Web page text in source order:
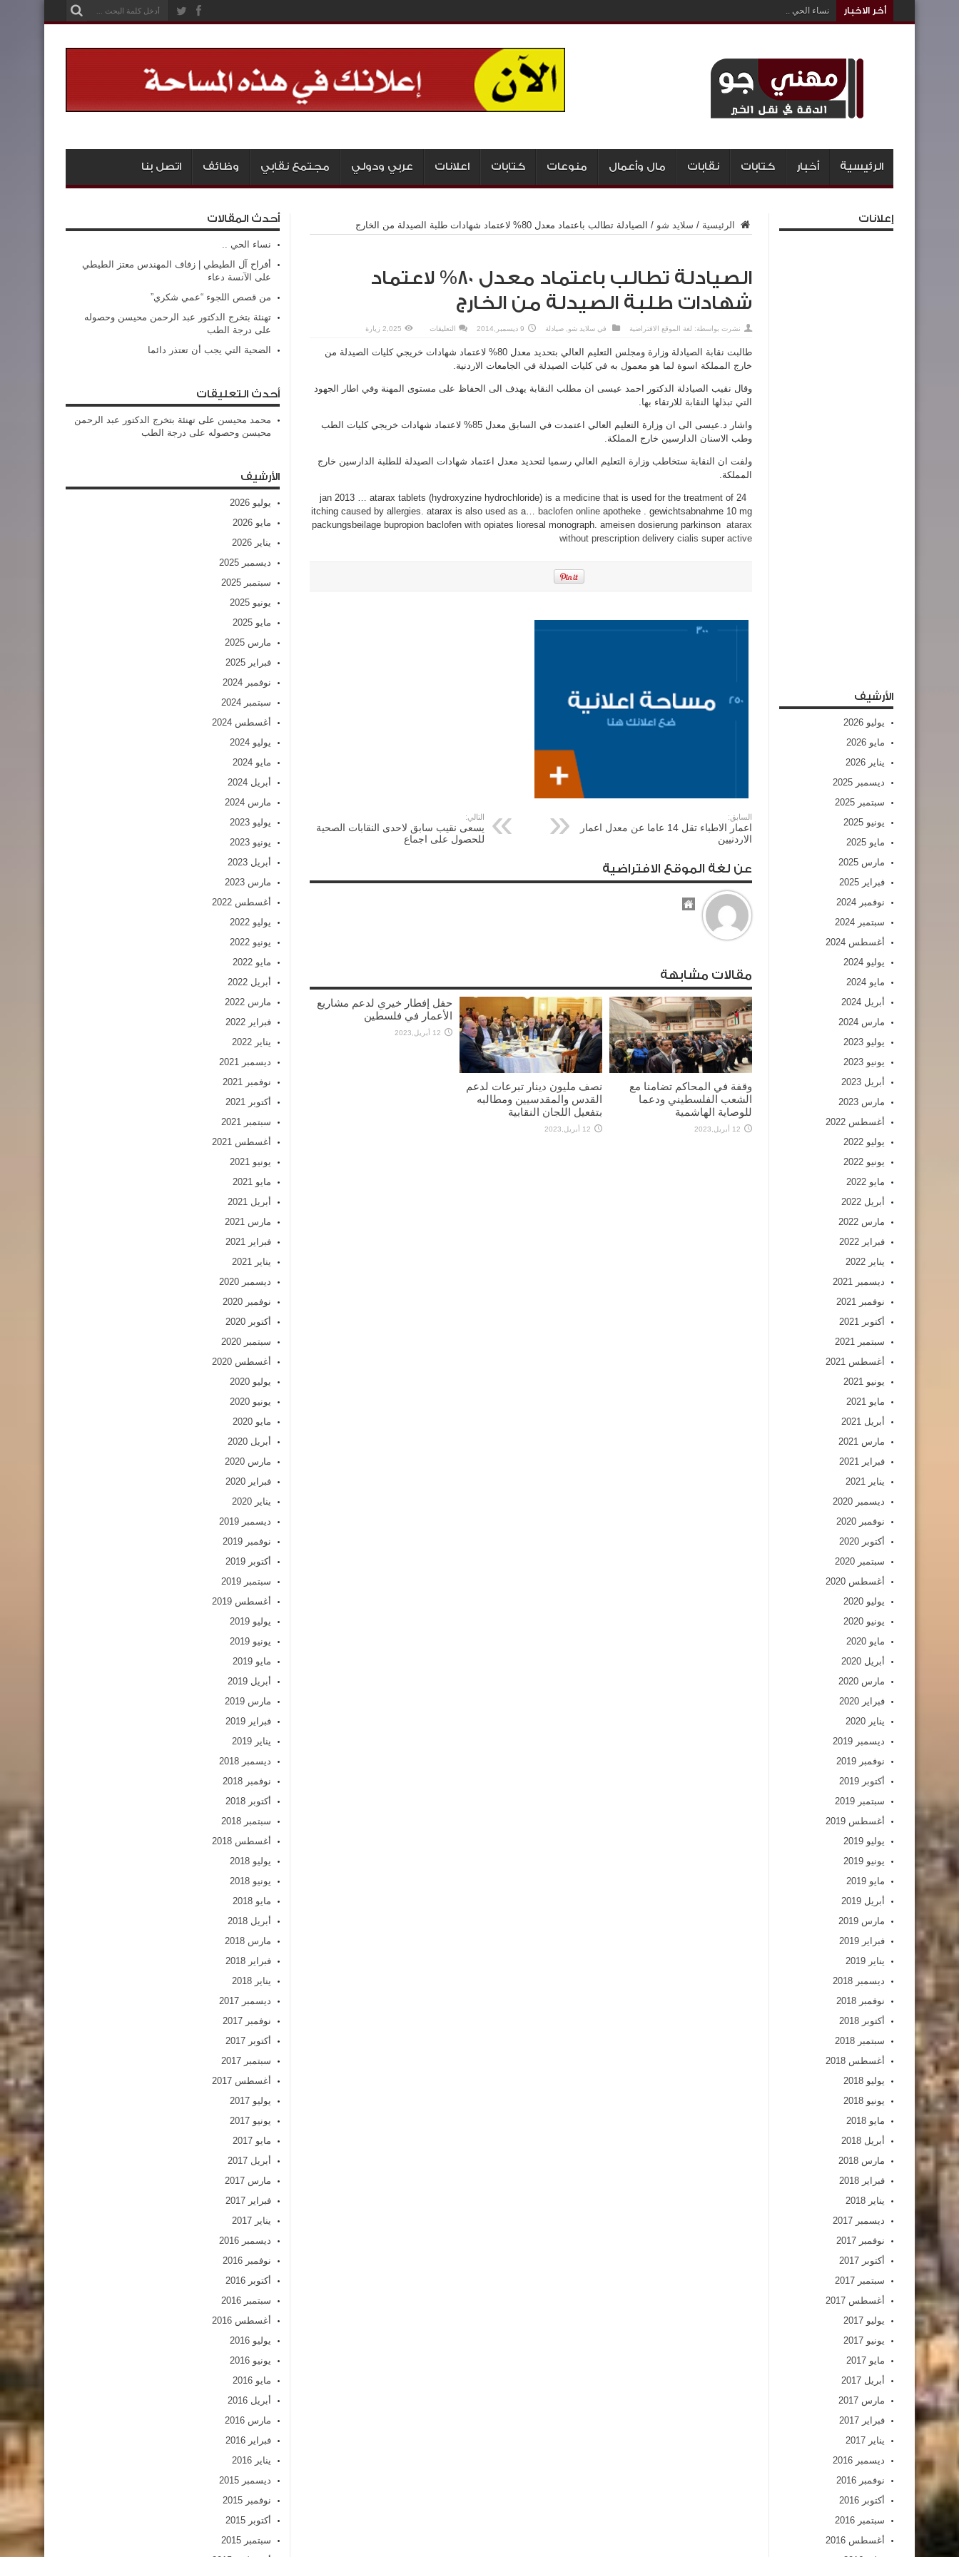
أخر الاخبار نساء الحي ..
الرئيسية أخبار كتابات نقابات مال وأعمال منوعات كتابات اعلانات عربي ودولي مجتمع نقابي وظائف اتصل بنا
الرئيسية / سلايد شو / الصيادلة تطالب باعتماد معدل 80% لاعتماد شهادات طلبة الصيدلة من الخارج
الصيادلة تطالب باعتماد معدل 80% لاعتماد
شهادات طلبة الصيدلة من الخارج
نشرت بواسطة: لغة الموقع الافتراضية في سلايد شو صيادلة 9 ديسمبر,2014 التعليقات
باعتماد
معدل
طلبة
مغلقة
2,025 زيارة
طالبت نقابة الصيادلة وزارة ومجلس التعليم العالي بتحديد معدل 80% لاعتماد شهادات خريجي كليات الصيدلة من
خارج المملكة اسوة لما هو معمول به في كليات الصيدلة في الجامعات الاردنية.
وقال نقيب الصيادلة الدكتور احمد عيسى ان مطلب النقابة يهدف الى الحفاظ على مستوى المهنة وفي اطار الجهود
التي تبذلها النقابة للارتقاء بها.
واشار د.عيسى الى ان وزارة التعليم العالي اعتمدت في السابق معدل 85% لاعتماد شهادات خريجي كليات الطب
وطب الاسنان الدارسين خارج المملكة.
ولفت ان النقابة ستخاطب وزارة التعليم العالي رسميا لتحديد معدل اعتماد شهادات الصيدلة للطلبة الدارسين خارج
المملكة.
24 jan 2013 … atarax tablets (hydroxyzine hydrochloride) is a medicine that is used for the treatment of
itching caused by allergies. atarax is also used as a… baclofen online apotheke . gewichtsabnahme 10 mg
packungsbeilage bupropion baclofen with opiates lioresal monograph. ameisen dosierung parkinson atarax
without prescription delivery cialis super active
السابق:
اعمار الاطباء تقل 14 عاما عن معدل اعمار
الاردنيين
التالي:
يسعى نقيب سابق لاحدى النقابات الصحية
للحصول على اجماع
عن لغة الموقع الافتراضية
مقالات مشابهة
وقفة في المحاكم تضامنا مع
الشعب الفلسطيني ودعما
للوصاية الهاشمية
12 أبريل,2023
نصف مليون دينار تبرعات لدعم
القدس والمقدسيين ومطالبه
بتفعيل اللجان النقابية
12 أبريل,2023
حفل إفطار خيري لدعم مشاريع
الأعمار في فلسطين
12 أبريل,2023
إعلانات
الأرشيف
يوليو 2026
مايو 2026
يناير 2026
ديسمبر 2025
سبتمبر 2025
يونيو 2025
مايو 2025
مارس 2025
فبراير 2025
نوفمبر 2024
سبتمبر 2024
أغسطس 2024
يوليو 2024
مايو 2024
أبريل 2024
مارس 2024
يوليو 2023
يونيو 2023
أبريل 2023
مارس 2023
أغسطس 2022
يوليو 2022
يونيو 2022
مايو 2022
أبريل 2022
مارس 2022
فبراير 2022
يناير 2022
ديسمبر 2021
نوفمبر 2021
أكتوبر 2021
سبتمبر 2021
أغسطس 2021
يونيو 2021
مايو 2021
أبريل 2021
مارس 2021
فبراير 2021
يناير 2021
ديسمبر 2020
نوفمبر 2020
أكتوبر 2020
سبتمبر 2020
أغسطس 2020
يوليو 2020
يونيو 2020
مايو 2020
أبريل 2020
مارس 2020
فبراير 2020
يناير 2020
ديسمبر 2019
نوفمبر 2019
أكتوبر 2019
سبتمبر 2019
أغسطس 2019
يوليو 2019
يونيو 2019
مايو 2019
أبريل 2019
مارس 2019
فبراير 2019
يناير 2019
ديسمبر 2018
نوفمبر 2018
أكتوبر 2018
سبتمبر 2018
أغسطس 2018
يوليو 2018
يونيو 2018
مايو 2018
أبريل 2018
مارس 2018
فبراير 2018
يناير 2018
ديسمبر 2017
نوفمبر 2017
أكتوبر 2017
سبتمبر 2017
أغسطس 2017
يوليو 2017
يونيو 2017
مايو 2017
أبريل 2017
مارس 2017
فبراير 2017
يناير 2017
ديسمبر 2016
نوفمبر 2016
أكتوبر 2016
سبتمبر 2016
أغسطس 2016
أحدث المقالات
نساء الحي ..
أفراح آل الطيطي | زفاف المهندس معتز الطيطي
على الآنسة دعاء
من قصص اللجوء “عمي شكري”
تهنئة بتخرج الدكتور عبد الرحمن محيسن وحصوله
على درجة الطب
الضحية التي يجب أن تعتذر دائما
أحدث التعليقات
محمد محيسن على تهنئة بتخرج الدكتور عبد الرحمن
محيسن وحصوله على درجة الطب
الأرشيف
يوليو 2026
مايو 2026
يناير 2026
ديسمبر 2025
سبتمبر 2025
يونيو 2025
مايو 2025
مارس 2025
فبراير 2025
نوفمبر 2024
سبتمبر 2024
أغسطس 2024
يوليو 2024
مايو 2024
أبريل 2024
مارس 2024
يوليو 2023
يونيو 2023
أبريل 2023
مارس 2023
أغسطس 2022
يوليو 2022
يونيو 2022
مايو 2022
أبريل 2022
مارس 2022
فبراير 2022
يناير 2022
ديسمبر 2021
نوفمبر 2021
أكتوبر 2021
سبتمبر 2021
أغسطس 2021
يونيو 2021
مايو 2021
أبريل 2021
مارس 2021
فبراير 2021
يناير 2021
ديسمبر 2020
نوفمبر 2020
أكتوبر 2020
سبتمبر 2020
أغسطس 2020
يوليو 2020
يونيو 2020
مايو 2020
أبريل 2020
مارس 2020
فبراير 2020
يناير 2020
ديسمبر 2019
نوفمبر 2019
أكتوبر 2019
سبتمبر 2019
أغسطس 2019
يوليو 2019
يونيو 2019
مايو 2019
أبريل 2019
مارس 2019
فبراير 2019
يناير 2019
ديسمبر 2018
نوفمبر 2018
أكتوبر 2018
سبتمبر 2018
أغسطس 2018
يوليو 2018
يونيو 2018
مايو 2018
أبريل 2018
مارس 2018
فبراير 2018
يناير 2018
ديسمبر 2017
نوفمبر 2017
أكتوبر 2017
سبتمبر 2017
أغسطس 2017
يوليو 2017
يونيو 2017
مايو 2017
أبريل 2017
مارس 2017
فبراير 2017
يناير 2017
ديسمبر 2016
نوفمبر 2016
أكتوبر 2016
سبتمبر 2016
أغسطس 2016
يوليو 2016
يونيو 2016
مايو 2016
أبريل 2016
مارس 2016
فبراير 2016
يناير 2016
ديسمبر 2015
نوفمبر 2015
أكتوبر 2015
سبتمبر 2015